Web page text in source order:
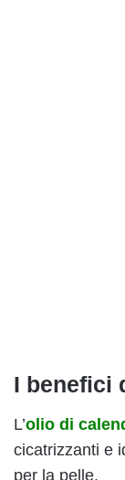
I benefici
L’olio di
cicatrizzanti e
per la pelle.